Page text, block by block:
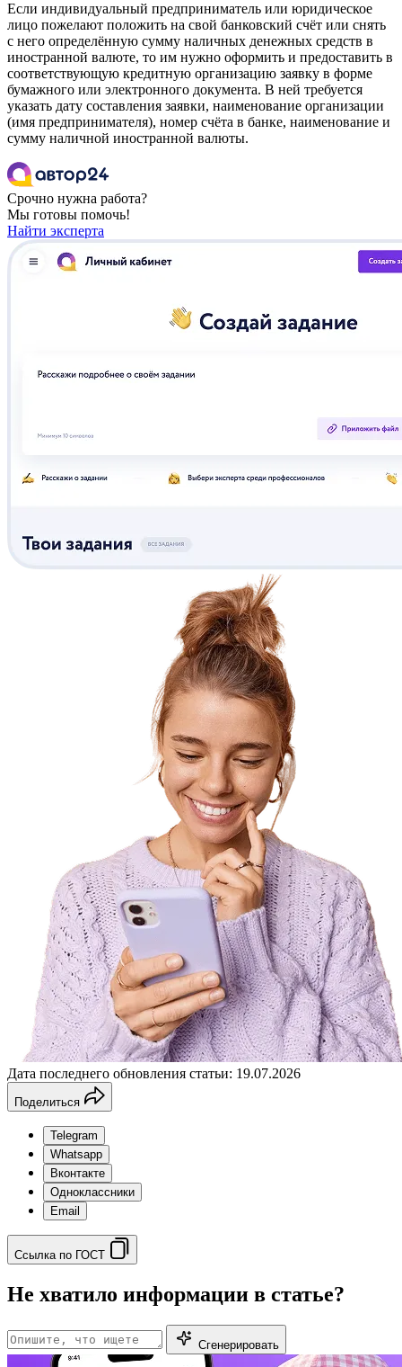
Если индивидуальный предприниматель или юридическое
лицо пожелают положить на свой банковский счёт или снять
с него определённую сумму наличных денежных средств в
иностранной валюте, то им нужно оформить и предоставить в
соответствующую кредитную организацию заявку в форме
бумажного или электронного документа. В ней требуется
указать дату составления заявки, наименование организации
(имя предпринимателя), номер счёта в банке, наименование и
сумму наличной иностранной валюты.
Срочно нужна работа?
Мы готовы помочь!
Найти эксперта
Дата последнего обновления статьи: 19.07.2026
Поделиться
Telegram
Whatsapp
Вконтакте
Одноклассники
Email
Ссылка по ГОСТ
Не хватило информации в статье?
Сгенерировать